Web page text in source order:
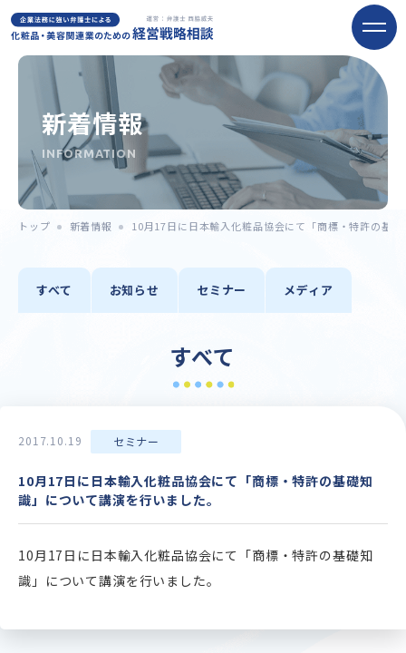
新着情報
INFORMATION
トップ 新着情報 10月17日に日本輸入化粧品協会にて「商標・特許の基
すべて お知らせ セミナー メディア
すべて
2017.10.19 セミナー
10月17日に日本輸入化粧品協会にて「商標・特許の基礎知
識」について講演を行いました。
10月17日に日本輸入化粧品協会にて「商標・特許の基礎知
識」について講演を行いました。